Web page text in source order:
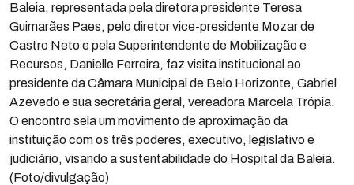
Baleia, representada pela diretora presidente Teresa
Guimarães Paes, pelo diretor vice-presidente Mozar de
Castro Neto e pela Superintendente de Mobilização e
Recursos, Danielle Ferreira, faz visita institucional ao
presidente da Câmara Municipal de Belo Horizonte, Gabriel
Azevedo e sua secretária geral, vereadora Marcela Trópia.
O encontro sela um movimento de aproximação da
instituição com os três poderes, executivo, legislativo e
judiciário, visando a sustentabilidade do Hospital da Baleia.
(Foto/divulgação)